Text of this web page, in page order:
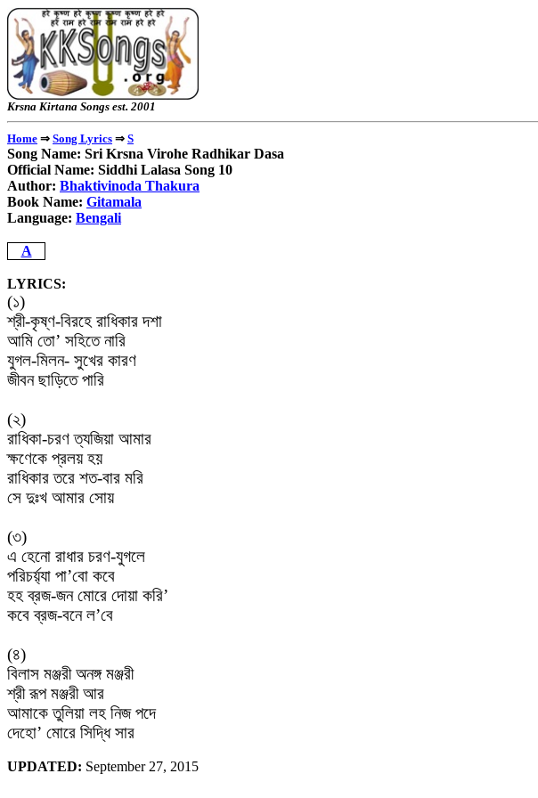
Krsna Kirtana Songs est. 2001
Home ⇒ Song Lyrics ⇒ S
Song Name: Sri Krsna Virohe Radhikar Dasa
Official Name: Siddhi Lalasa Song 10
Author: Bhaktivinoda Thakura
Book Name: Gitamala
Language: Bengali
A
LYRICS:
(১)
শ্রী-কৃষ্ণ-বিরহে রাধিকার দশা
আমি তো’ সহিতে নারি
যুগল-মিলন- সুখের কারণ
জীবন ছাড়িতে পারি
(২)
রাধিকা-চরণ ত্যজিয়া আমার
ক্ষণেকে প্রলয় হয়
রাধিকার তরে শত-বার মরি
সে দুঃখ আমার সোয়
(৩)
এ হেনো রাধার চরণ-যুগলে
পরিচর্য়্যা পা’বো কবে
হহ ব্রজ-জন মোরে দোয়া করি’
কবে ব্রজ-বনে ল’বে
(৪)
বিলাস মঞ্জরী অনঙ্গ মঞ্জরী
শ্রী রূপ মঞ্জরী আর
আমাকে তুলিয়া লহ নিজ পদে
দেহো’ মোরে সিদ্ধি সার
UPDATED: September 27, 2015